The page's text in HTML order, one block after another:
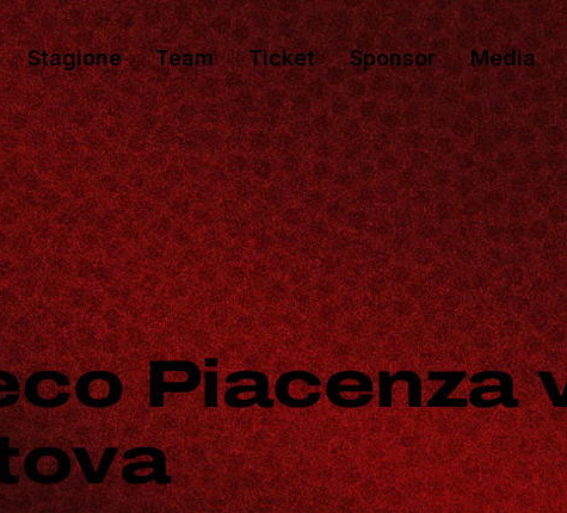
Stagione Team Ticket Sponsor Media
Piacenza